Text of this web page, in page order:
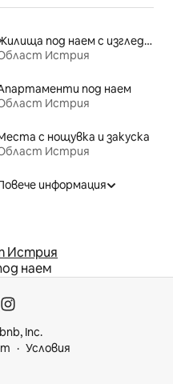
Жилища под наем с изглед към плажа
Истрия
под наем
Истрия
с нощувка и закуска
Истрия
информация
Истрия
наем
Inc.
Условия